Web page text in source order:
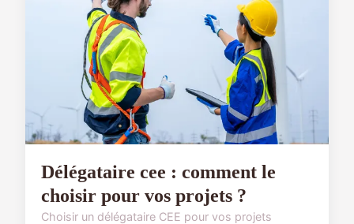
Délégataire cee : comment le
choisir pour vos projets ?
Choisir un délégataire CEE pour vos projets